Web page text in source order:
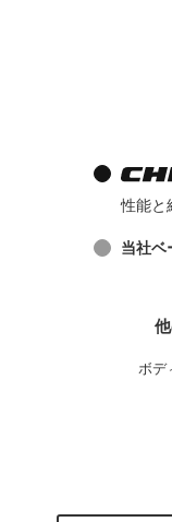
性能と
当社ベ
ボデ